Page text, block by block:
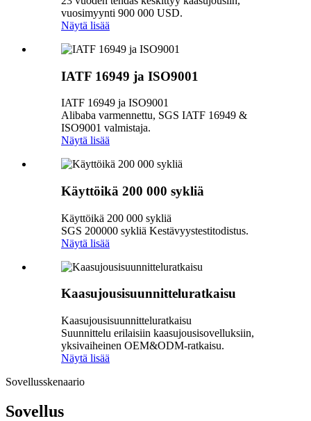
vuosimyynti 900 000 USD.
Näytä lisää
IATF 16949 ja ISO9001
IATF 16949 ja ISO9001
Alibaba varmennettu, SGS IATF 16949 &
ISO9001 valmistaja.
Näytä lisää
Käyttöikä 200 000 sykliä
Käyttöikä 200 000 sykliä
SGS 200000 sykliä Kestävyystestitodistus.
Näytä lisää
Kaasujousisuunnitteluratkaisu
Kaasujousisuunnitteluratkaisu
Suunnittelu erilaisiin kaasujousisovelluksiin,
yksivaiheinen OEM&ODM-ratkaisu.
Näytä lisää
Sovellusskenaario
Sovellus